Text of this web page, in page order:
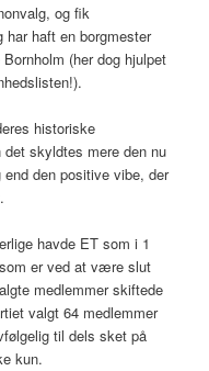
og fik
har haft en borgmester
(her dog hjulpet
historiske
skyldtes mere den nu
den positive vibe, der
havde ET som i 1
er ved at være slut
medlemmer skiftede
valgt 64 medlemmer
til dels sket på
kun.